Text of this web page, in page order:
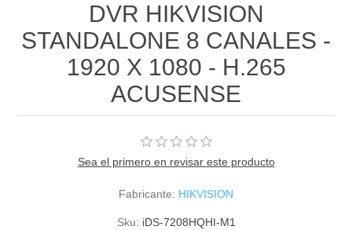
DVR HIKVISION
STANDALONE 8 CANALES -
1920 X 1080 - H.265
ACUSENSE
Sea el primero en revisar este producto
Fabricante: HIKVISION
Sku: iDS-7208HQHI-M1